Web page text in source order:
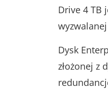
Drive 4 TB
Dysk
złożonej z